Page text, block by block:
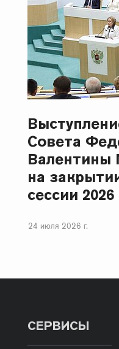
Совета
Валентины
на
сессии
24 июля 2026 г.
СЕРВИСЫ